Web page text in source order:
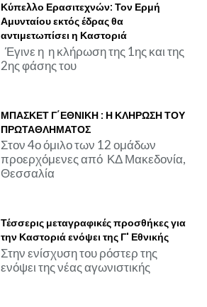
Κύπελλο Ερασιτεχνών: Τον Ερμή
Αμυνταίου εκτός έδρας θα
αντιμετωπίσει η Καστοριά
Έγινε η η κλήρωση της 1ης και της
2ης φάσης του
ΜΠΑΣΚΕΤ Γ΄ΕΘΝΙΚΗ : Η ΚΛΗΡΩΣΗ ΤΟΥ
ΠΡΩΤΑΘΛΗΜΑΤΟΣ
Στον 4ο όμιλο των 12 ομάδων
προερχόμενες από ΚΔ Μακεδονία,
Θεσσαλία
Τέσσερις μεταγραφικές προσθήκες για
την Καστοριά ενόψει της Γ' Εθνικής
Στην ενίσχυση του ρόστερ της
ενόψει της νέας αγωνιστικής